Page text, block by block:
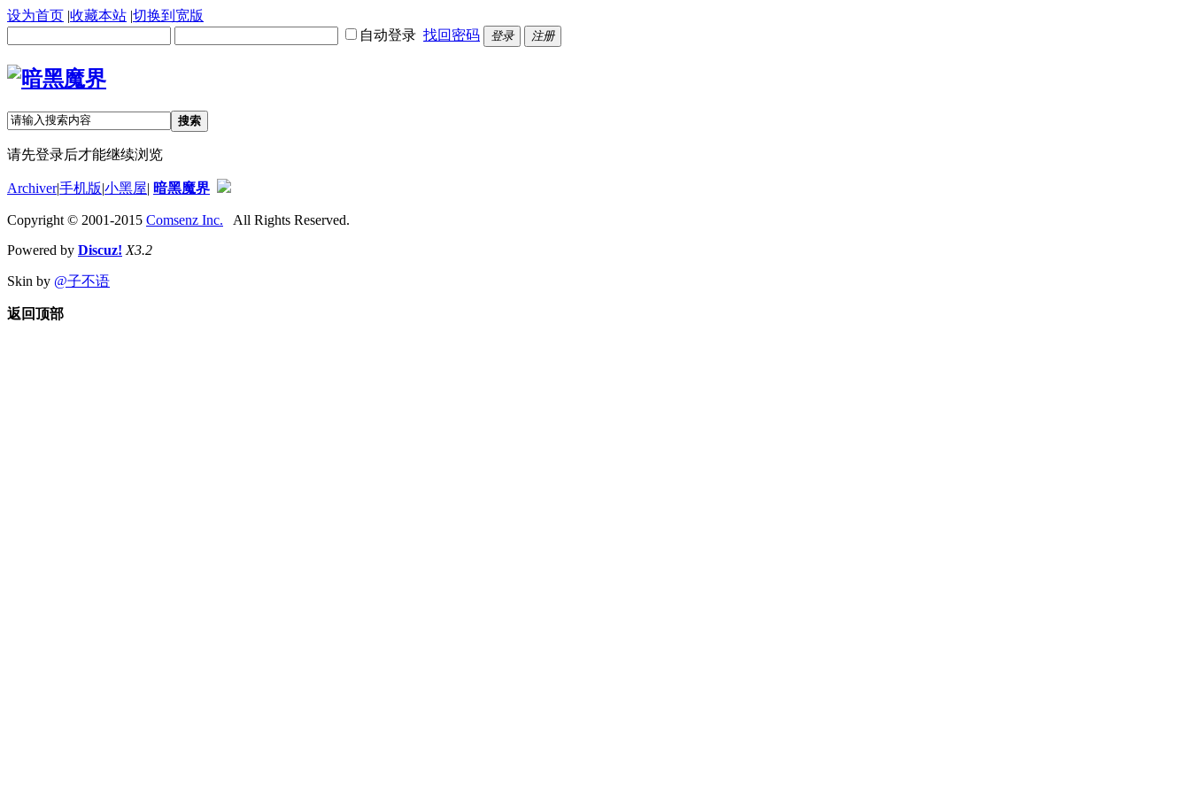
设为首页 |收藏本站 |切换到宽版
自动登录 找回密码 登录 注册
搜索
请先登录后才能继续浏览
Archiver|手机版|小黑屋| 暗黑魔界
Copyright © 2001-2015 Comsenz Inc. All Rights Reserved.
Powered by Discuz! X3.2
Skin by @子不语
返回顶部